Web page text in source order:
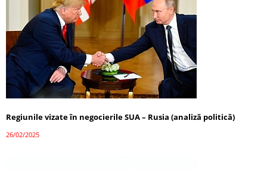
Regiunile vizate în negocierile SUA – Rusia (analiză politică)
26/02/2025